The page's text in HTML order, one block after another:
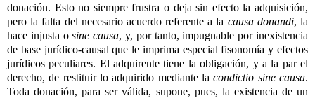
donación. Esto no siempre frustra o deja sin efecto la adquisición,
pero la falta del necesario acuerdo referente a la causa donandi, la
hace injusta osine causa, y, por tanto, impugnable por inexistencia
de base jurídico-causal que le imprima especial fisonomía y efectos
jurídicos peculiares. El adquirente tiene la obligación, y a la par el
derecho, de restituir lo adquirido mediante lacondictio sine causa.
Toda donación, para ser válida, supone, pues, la existencia de un